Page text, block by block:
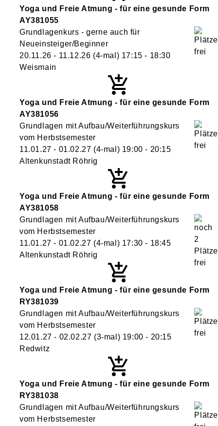
Yoga und Freie Atmung - für eine gesunde Form
AY381055
Grundlagenkurs - gerne auch für
Neueinsteiger/Beginner
20.11.26 - 11.12.26 (4-mal) 17:15 - 18:30
Weismain
Yoga und Freie Atmung - für eine gesunde Form
AY381056
Grundlagen mit Aufbau/Weiterführungskurs
vom Herbstsemester
11.01.27 - 01.02.27 (4-mal) 19:00 - 20:15
Altenkunstadt Röhrig
Yoga und Freie Atmung - für eine gesunde Form
AY381058
Grundlagen mit Aufbau/Weiterführungskurs
vom Herbstsemester
11.01.27 - 01.02.27 (4-mal) 17:30 - 18:45
Altenkunstadt Röhrig
Yoga und Freie Atmung - für eine gesunde Form
RY381039
Grundlagen mit Aufbau/Weiterführungskurs
vom Herbstsemester
12.01.27 - 02.02.27 (3-mal) 19:00 - 20:15
Redwitz
Yoga und Freie Atmung - für eine gesunde Form
RY381038
Grundlagen mit Aufbau/Weiterführungskurs
vom Herbstsemester